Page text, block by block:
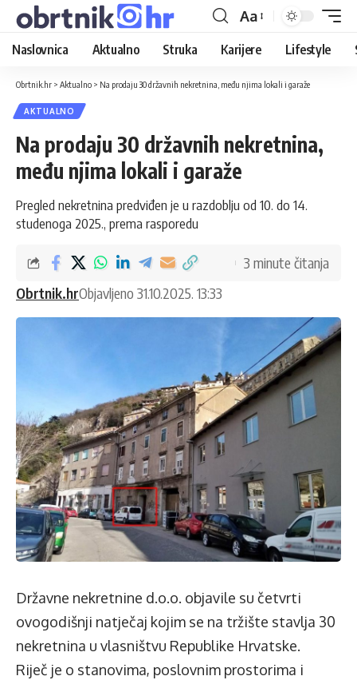
Aa
Naslovnica Aktualno Struka Karijere Lifestyle
Obrtnik.hr > Aktualno > Na prodaju 30 državnih nekretnina, među njima lokali i garaže
AKTUALNO
Na prodaju 30 državnih nekretnina,
među njima lokali i garaže
Pregled nekretnina predviđen je u razdoblju od 10. do 14.
studenoga 2025., prema rasporedu
Obrtnik.hrObjavljeno 31.10.2025. 13:33
3 minute čitanja
Državne nekretnine d.o.o. objavile su četvrti
ovogodišnji natječaj kojim se na tržište stavlja 30
nekretnina u vlasništvu Republike Hrvatske.
Riječ je o stanovima, poslovnim prostorima i